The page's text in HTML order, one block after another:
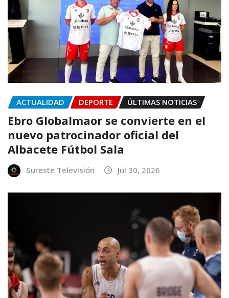
ACTUALIDAD DEPORTE ÚLTIMAS NOTICIAS
Ebro Globalmaor se convierte en el
nuevo patrocinador oficial del
Albacete Fútbol Sala
Sureste Televisión Jul 30, 2026